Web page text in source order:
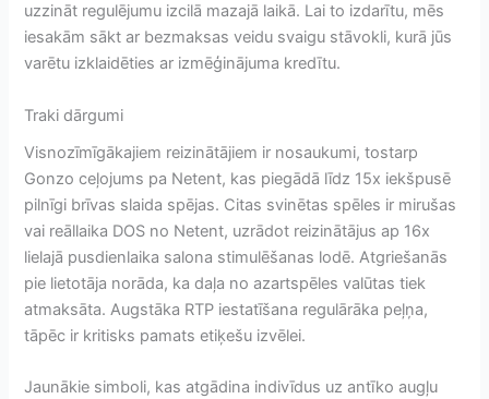
uzzināt regulējumu izcilā mazajā laikā. Lai to izdarītu, mēs
iesakām sākt ar bezmaksas veidu svaigu stāvokli, kurā jūs
varētu izklaidēties ar izmēģinājuma kredītu.
Traki dārgumi
Visnozīmīgākajiem reizinātājiem ir nosaukumi, tostarp
Gonzo ceļojums pa Netent, kas piegādā līdz 15x iekšpusē
pilnīgi brīvas slaida spējas. Citas svinētas spēles ir mirušas
vai reāllaika DOS no Netent, uzrādot reizinātājus ap 16x
lielajā pusdienlaika salona stimulēšanas lodē. Atgriešanās
pie lietotāja norāda, ka daļa no azartspēles valūtas tiek
atmaksāta. Augstāka RTP iestatīšana regulārāka peļņa,
tāpēc ir kritisks pamats etiķešu izvēlei.
Jaunākie simboli, kas atgādina indivīdus uz antīko augļu